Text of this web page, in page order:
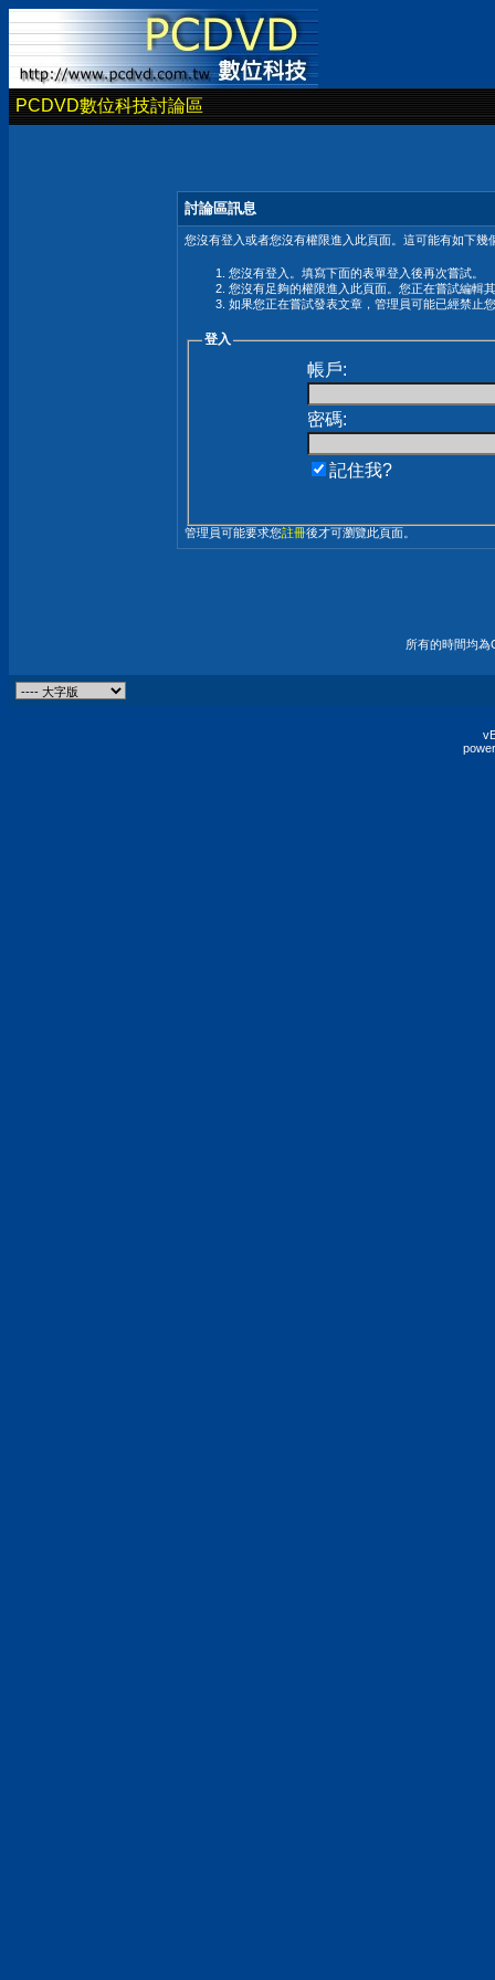
PCDVD數位科技討論區
討論區訊息
您沒有登入或者您沒有權限進入此頁面。這可能有如下幾
您沒有登入。填寫下面的表單登入後再次嘗試。
您沒有足夠的權限進入此頁面。您正在嘗試編輯
如果您正在嘗試發表文章，管理員可能已經禁止
登入
帳戶:
密碼:
記住我?
管理員可能要求您註冊後才可瀏覽此頁面。
所有的時間均為